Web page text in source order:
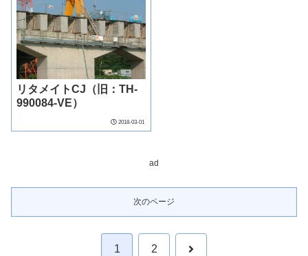
リタメイトCJ（旧：TH-
990084-VE）
2018-03-01
ad
次のページ
1 2 次